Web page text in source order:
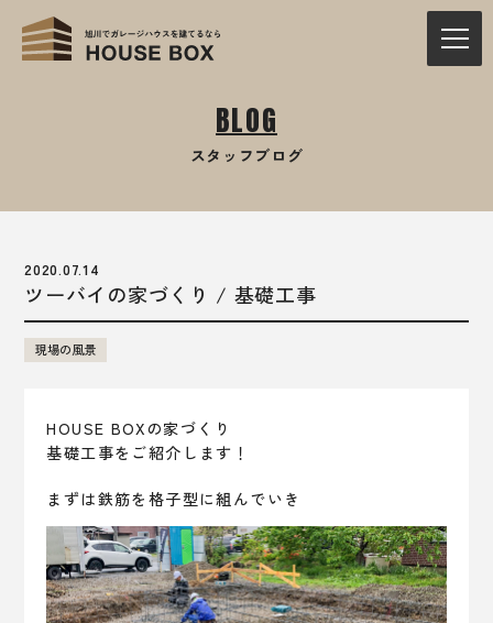
BLOG
スタッフブログ
2020.07.14
ツーバイの家づくり / 基礎工事
現場の風景
HOUSE BOXの家づくり
基礎工事をご紹介します！
まずは鉄筋を格子型に組んでいき